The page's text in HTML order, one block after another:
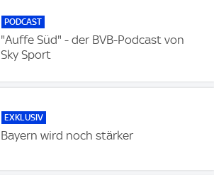
PODCAST
"Auffe Süd" - der BVB-Podcast von
Sky Sport
EXKLUSIV
Bayern wird noch stärker